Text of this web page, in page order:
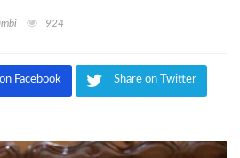
924
Facebook Share on Twitter